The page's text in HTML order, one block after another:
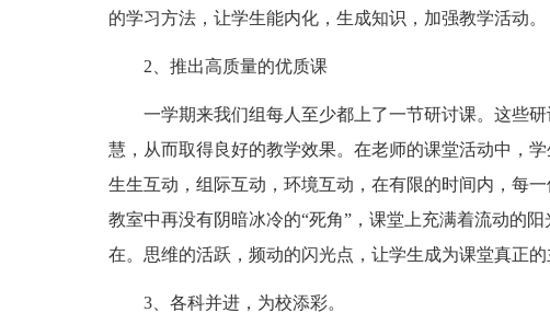
的学习方法，让学生能内化，生成知识，加强教学活动。
2、推出高质量的优质课
一学期来我们组每人至少都上了一节研讨课。这些研
慧，从而取得良好的教学效果。在老师的课堂活动中，
生生互动，组际互动，环境互动，在有限的时间内，每
教室中再没有阴暗冰冷的“死角”，课堂上充满着流动的
在。思维的活跃，频动的闪光点，让学生成为课堂真正的
3、各科并进，为校添彩。